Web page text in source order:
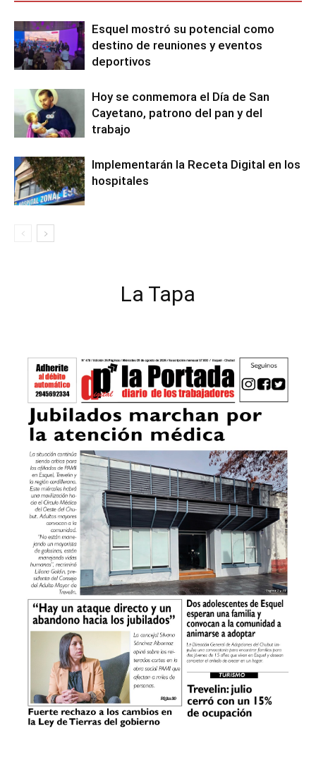
Esquel mostró su potencial como
destino de reuniones y eventos
deportivos
Hoy se conmemora el Día de San
Cayetano, patrono del pan y del
trabajo
Implementarán la Receta Digital en los
hospitales
La Tapa